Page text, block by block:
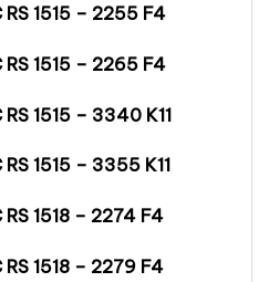
RS 1515 – 2255 F4
RS 1515 – 2265 F4
RS 1515 – 3340 K11
RS 1515 – 3355 K11
RS 1518 – 2274 F4
RS 1518 – 2279 F4